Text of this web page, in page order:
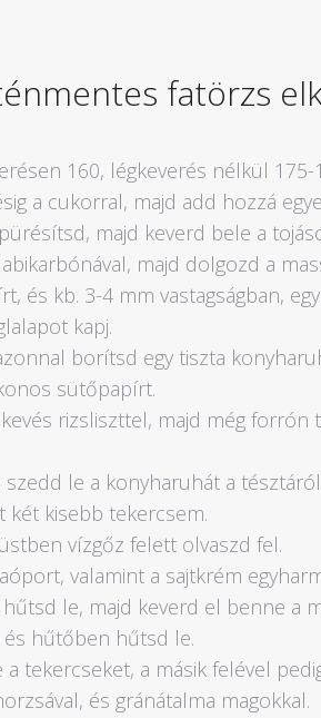
fatörzs
160, légkeverés nélkül 175-
a cukorral, majd add hozzá
majd keverd bele a
majd dolgozd a
és kb. 3-4 mm vastagságban,
kapj.
borítsd egy tiszta
sütőpapírt.
rizsliszttel, majd még forrón
le a konyharuhát a
két kisebb tekercsem.
vízgőz felett olvaszd fel.
valamint a sajtkrém
le, majd keverd el benne a
és hűtőben hűtsd le.
tekercseket, a másik felével
és gránátalma magokkal.